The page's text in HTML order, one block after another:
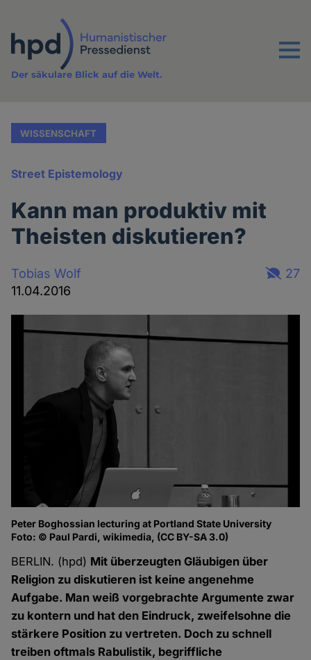
Inhalt
Menu
Der säkulare Blick auf die Welt.
WISSENSCHAFT
Street Epistemology
Kann man produktiv mit
Theisten diskutieren?
Tobias Wolf
11.04.2016
27
Peter Boghossian lecturing at Portland State University
Foto: © Paul Pardi, wikimedia, (CC BY-SA 3.0)
BERLIN. (hpd) Mit überzeugten Gläubigen über
Religion zu diskutieren ist keine angenehme
Aufgabe. Man weiß vorgebrachte Argumente zwar
zu kontern und hat den Eindruck, zweifelsohne die
stärkere Position zu vertreten. Doch zu schnell
treiben oftmals Rabulistik, begriffliche